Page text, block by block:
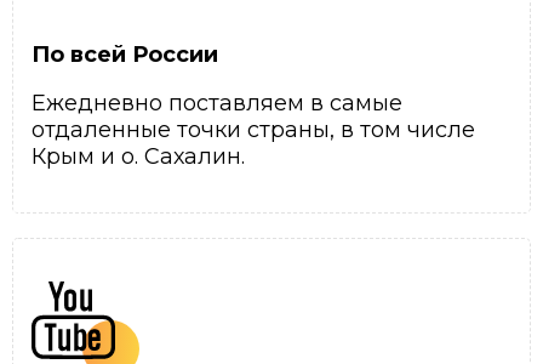
По всей России
Ежедневно поставляем в самые
отдаленные точки страны, в том числе
Крым и о. Сахалин.